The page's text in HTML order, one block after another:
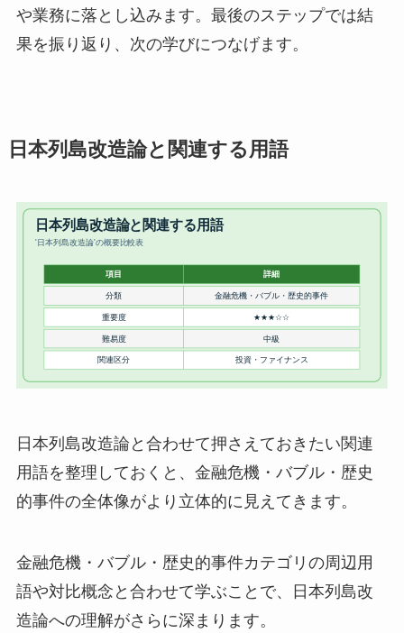
や業務に落とし込みます。最後のステップでは結
果を振り返り、次の学びにつなげます。
日本列島改造論と関連する用語
日本列島改造論と合わせて押さえておきたい関連
用語を整理しておくと、金融危機・バブル・歴史
的事件の全体像がより立体的に見えてきます。
金融危機・バブル・歴史的事件カテゴリの周辺用
語や対比概念と合わせて学ぶことで、日本列島改
造論への理解がさらに深まります。